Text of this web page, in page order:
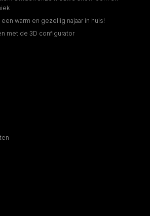
warm en gezellig najaar in huis!
met de 3D configurator